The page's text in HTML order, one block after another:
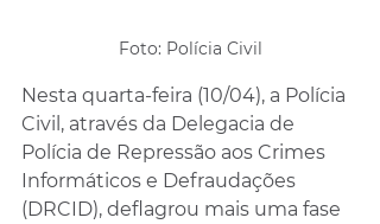
Foto: Polícia Civil
Nesta quarta-feira (10/04), a Polícia
Civil, através da Delegacia de
Polícia de Repressão aos Crimes
Informáticos e Defraudações
(DRCID), deflagrou mais uma fase